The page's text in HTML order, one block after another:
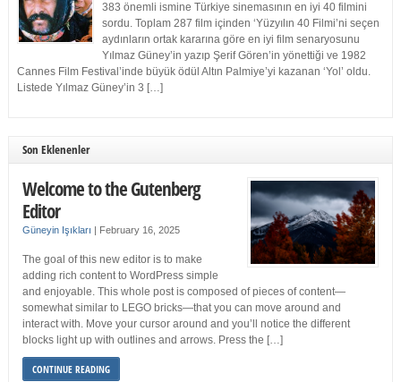
383 önemli ismine Türkiye sinemasının en iyi 40 filmini
sordu. Toplam 287 film içinden ‘Yüzyılın 40 Filmi’ni seçen
aydınların ortak kararına göre en iyi film senaryosunu
Yılmaz Güney’in yazıp Şerif Gören’in yönettiği ve 1982
Cannes Film Festival’inde büyük ödül Altın Palmiye’yi kazanan ‘Yol’ oldu.
Listede Yılmaz Güney’in 3 […]
Son Eklenenler
Welcome to the Gutenberg
Editor
Güneyin Işıkları | February 16, 2025
The goal of this new editor is to make
adding rich content to WordPress simple
and enjoyable. This whole post is composed of pieces of content—
somewhat similar to LEGO bricks—that you can move around and
interact with. Move your cursor around and you’ll notice the different
blocks light up with outlines and arrows. Press the […]
CONTINUE READING